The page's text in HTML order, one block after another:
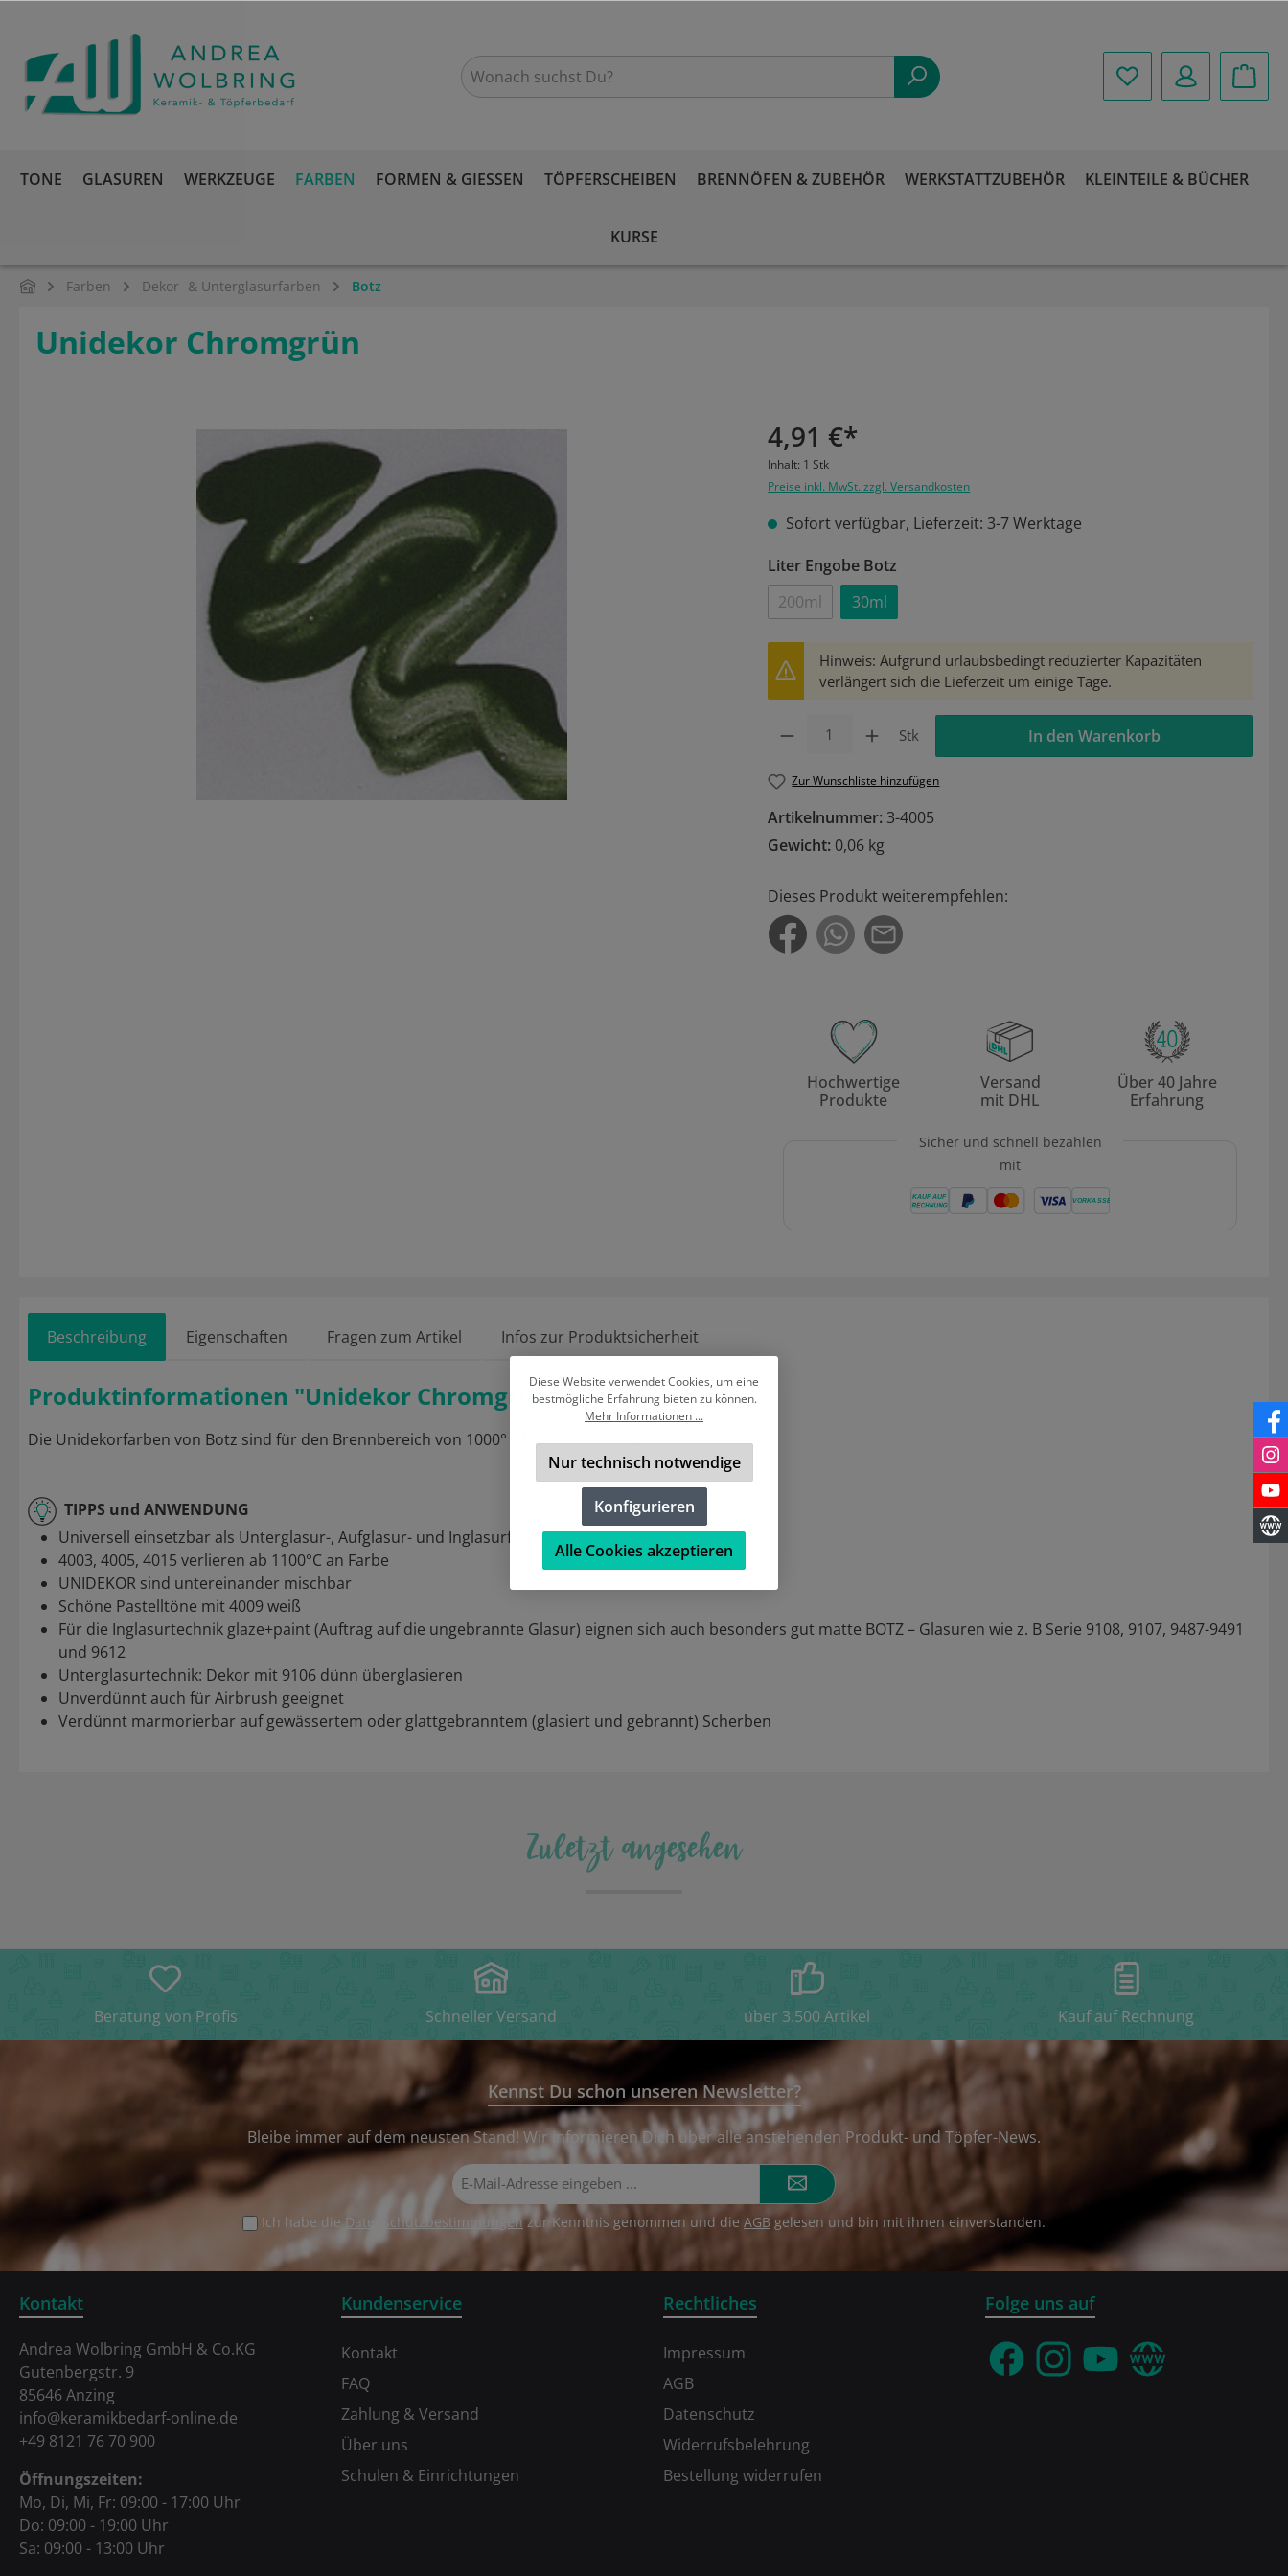
TONE GLASUREN WERKZEUGE FARBEN FORMEN & GIESSEN TÖPFERSCHEIBEN BRENNÖFEN & ZUBEHÖR WERKSTATTZUBEHÖR KLEINTEILE & BÜCHER
KURSE
Farben Dekor- & Unterglasurfarben Botz
Unidekor Chromgrün
4,91 €*
Inhalt: 1 Stk
Preise inkl. MwSt. zzgl. Versandkosten
Sofort verfügbar, Lieferzeit: 3-7 Werktage
Liter Engobe Botz
200ml(Diese Option ist zurzeit nicht verfügbar.)
30ml
Hinweis: Aufgrund urlaubsbedingt reduzierter Kapazitäten
verlängert sich die Lieferzeit um einige Tage.
Stk In den Warenkorb
Zur Wunschliste hinzufügen
Artikelnummer: 3-4005
Gewicht: 0,06 kg
Dieses Produkt weiterempfehlen:
Hochwertige
Produkte
Versand
mit DHL
Über 40 Jahre
Erfahrung
Sicher und schnell bezahlen
mit
Beschreibung Eigenschaften Fragen zum Artikel Infos zur Produktsicherheit
Produktinformationen "Unidekor Chromgrün "
Die Unidekorfarben von Botz sind für den Brennbereich von 1000° - 1250°C geeignet.
TIPPS und ANWENDUNG
Universell einsetzbar als Unterglasur-, Aufglasur- und Inglasurfarb
4003, 4005, 4015 verlieren ab 1100°C an Farbe
UNIDEKOR sind untereinander mischbar
Schöne Pastelltöne mit 4009 weiß
Für die Inglasurtechnik glaze+paint (Auftrag auf die ungebrannte Glasur) eignen sich auch besonders gut matte BOTZ – Glasuren wie z. B Serie 9108, 9107, 9487-9491
und 9612
Unterglasurtechnik: Dekor mit 9106 dünn überglasieren
Unverdünnt auch für Airbrush geeignet
Verdünnt marmorierbar auf gewässertem oder glattgebranntem (glasiert und gebrannt) Scherben
Zuletzt angesehen
Beratung von Profis Schneller Versand über 3.500 Artikel Kauf auf Rechnung
Kennst Du schon unseren Newsletter?
Bleibe immer auf dem neusten Stand! Wir informieren Dich über alle anstehenden Produkt- und Töpfer-News.
Mail-
Adresse*
Ich habe die Datenschutzbestimmungenzur Kenntnis genommen und die AGB gelesen und bin mit ihnen einverstanden.
Kundenservice
Kontakt
FAQ
Zahlung & Versand
Über uns
Schulen & Einrichtungen
Rechtliches
Impressum
AGB
Datenschutz
Widerrufsbelehrung
Bestellung widerrufen
Kontakt
Andrea Wolbring GmbH & Co.KG
Gutenbergstr. 9
85646 Anzing
info@keramikbedarf-online.de
+49 8121 76 70 900
Öffnungszeiten:
Mo, Di, Mi, Fr: 09:00 - 17:00 Uhr
Do: 09:00 - 19:00 Uhr
Sa: 09:00 - 13:00 Uhr
Folge uns auf
FacebookInstagramYouTubeWebseite
Diese Website verwendet Cookies, um eine
bestmögliche Erfahrung bieten zu können.
Mehr Informationen ...
Nur technisch notwendige
Konfigurieren
Alle Cookies akzeptieren